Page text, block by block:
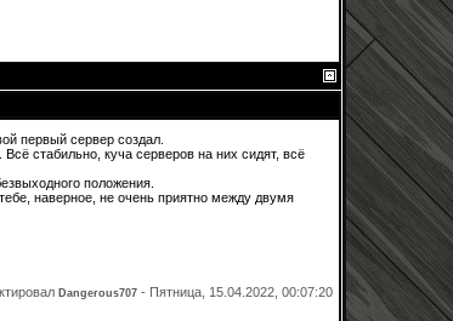
первый сервер создал.
стабильно, куча серверов на них сидят, всё
положения.
наверное, не очень приятно между двумя
Dangerous707 - Пятница, 15.04.2022, 00:07:20